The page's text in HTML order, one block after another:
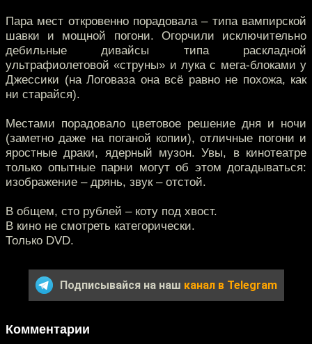
Пара мест откровенно порадовала – типа вампирской
шавки и мощной погони. Огорчили исключительно
дебильные дивайсы типа раскладной
ультрафиолетовой «струны» и лука с мега-блоками у
Джессики (на Логоваза она всё равно не похожа, как
ни старайся).
Местами порадовало цветовое решение дня и ночи
(заметно даже на поганой копии), отличные погони и
яростные драки, ядерный музон. Увы, в кинотеатре
только опытные парни могут об этом догадываться:
изображение – дрянь, звук – отстой.
В общем, сто рублей – коту под хвост.
В кино не смотреть категорически.
Только DVD.
Подписывайся на наш канал в Telegram
Комментарии